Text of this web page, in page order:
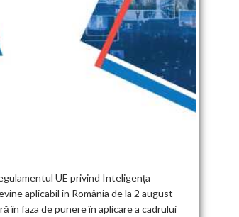
UE privind Inteligența
aplicabil în România de la 2 august
în faza de punere în aplicare a cadrului